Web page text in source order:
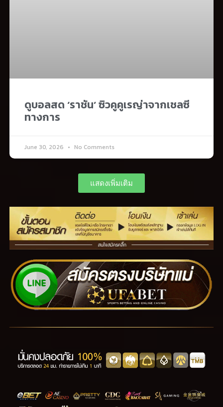
ดูบอลสด ‘ราชัน’ ซิวคูคูเรญ่าจากเชลซี
ทางการ
June 30, 2026 No Comments
แสดงเพิ่มเติม